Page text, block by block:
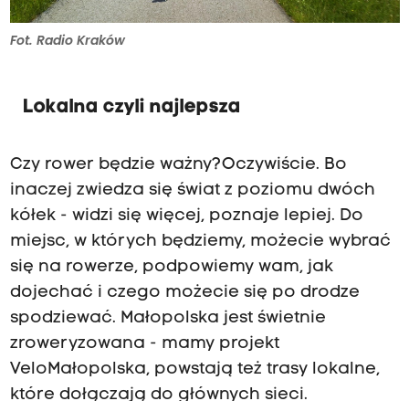
Fot. Radio Kraków
Lokalna czyli najlepsza
Czy rower będzie ważny? Oczywiście. Bo
inaczej zwiedza się świat z poziomu dwóch
kółek - widzi się więcej, poznaje lepiej. Do
miejsc, w których będziemy, możecie wybrać
się na rowerze, podpowiemy wam, jak
dojechać i czego możecie się po drodze
spodziewać. Małopolska jest świetnie
zroweryzowana - mamy projekt
VeloMałopolska, powstają też trasy lokalne,
które dołączają do głównych sieci.